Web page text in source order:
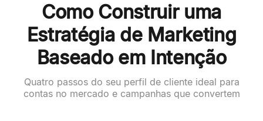
Como Construir uma
Estratégia de Marketing
Baseado em Intenção
Quatro passos do seu perfil de cliente ideal para
contas no mercado e campanhas que convertem